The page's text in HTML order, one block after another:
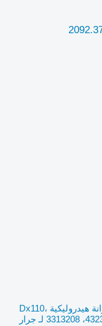
Deutz أسطوانة هيدروليكية Dx110،
Dx85، Dx145، أرقام القطع: 04323960، 4323960، 3313208 لـ جرار